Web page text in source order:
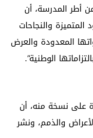
بيان استنكاري، وقعه 38 من أطر المدرسة، أن
والنجاحات
المعدودة والعرض
الوطنية”.
على نسخة منه، أن
والذمم، ونشر